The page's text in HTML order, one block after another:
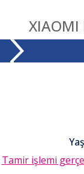
XIAOMI
Tamir işlemi